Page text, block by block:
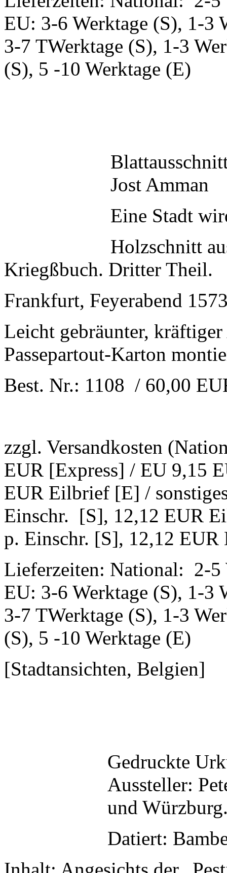
EU: 3-6 Werktage (S), 1-3
3-7 TWerktage (S), 1-3
(S), 5 -10 Werktage (E)
Jost Amman
Eine Stadt
Holzschnitt
Kriegßbuch. Dritter Theil.
Frankfurt, Feyerabend
Leicht gebräunter,
Passepartout-Karton
Best. Nr.: 1108 / 60,00
zzgl. Versandkosten
EUR [Express] / EU 9,15
EUR Eilbrief [E] /
Einschr. [S], 12,12 EUR
p. Einschr. [S], 12,12
Lieferzeiten: National: 2-5
EU: 3-6 Werktage (S), 1-3
3-7 TWerktage (S), 1-3
(S), 5 -10 Werktage (E)
[Stadtansichten, Belgien]
Gedruckte
Aussteller:
und
Datiert: